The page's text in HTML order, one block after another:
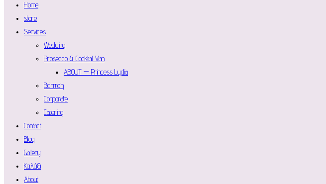
Home
store
Services
Wedding
Prosecco & Cocktail Van
ABOUT — Princess Lydia
Βάπτιση
Corporate
Catering
Contact
Blog
Gallery
Καλάθι
About